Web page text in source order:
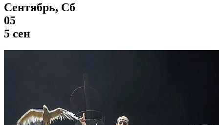
Сентябрь, Сб
05
5 сен